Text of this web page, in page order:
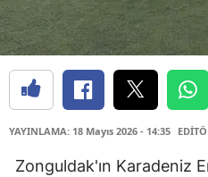
YAYINLAMA: 18 Mayıs 2026 - 14:35
Zonguldak'ın Karadeniz